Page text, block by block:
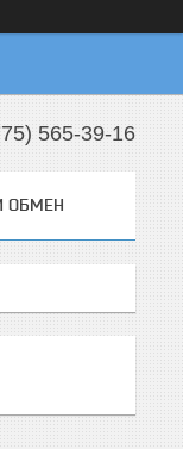
565-39-16
ОБМЕН